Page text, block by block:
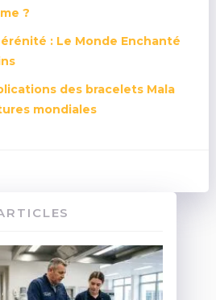
?
: Le Monde Enchanté
des bracelets Mala
mondiales